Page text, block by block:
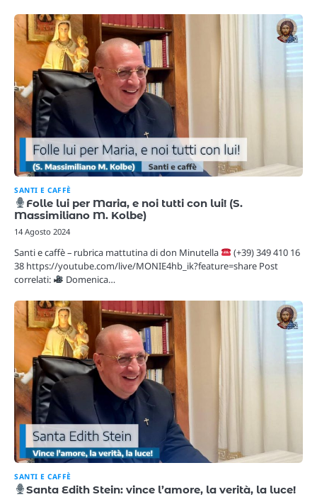
SANTI E CAFFÈ
Folle lui per Maria, e noi tutti con lui! (S.
Massimiliano M. Kolbe)
14 Agosto 2024
Santi e caffè – rubrica mattutina di don Minutella
(+39) 349 410 16
38 https://youtube.com/live/MONIE4hb_ik?feature=share Post
correlati:
Domenica…
SANTI E CAFFÈ
Santa Edith Stein: vince l’amore, la verità, la luce!